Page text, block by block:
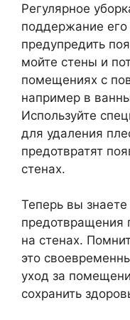
Регулярное
поддержание
предупредить
мойте стены и
помещениях с
например в
Используйте
для удаления
предотвратят
стенах.
Теперь вы
предотвращения
на стенах.
это
уход за
сохранить